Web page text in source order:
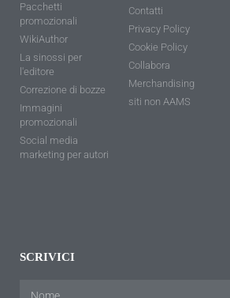
Pacchetti
promozionali
WikiAuthor
La sinossi per
l'editore
Correzione di bozze
Immagini
promozionali
Social media
marketing per autori
Contatti
Privacy Policy
Cookie Policy
Collabora
Merchandising
siti non AAMS
SCRIVICI